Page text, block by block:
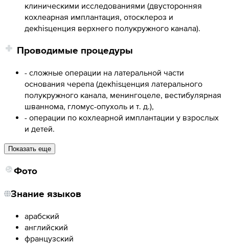
клиническими исследованиями (двусторонняя
кохлеарная имплантация, отосклероз и
декhisценция верхнего полукружного канала).
Проводимые процедуры
- сложные операции на латеральной части
основания черепа (декhisценция латерального
полукружного канала, менингоцеле, вестибулярная
шваннома, гломус-опухоль и т. д.),
- операции по кохлеарной имплантации у взрослых
и детей.
Показать еще
Фото
Знание языков
арабский
английский
французский